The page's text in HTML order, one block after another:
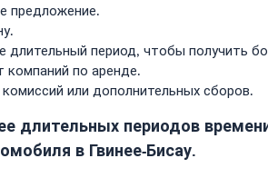
предложение.
период, чтобы получить
по аренде.
или дополнительных сборов.
длительных периодов
в Гвинее-Бисау.